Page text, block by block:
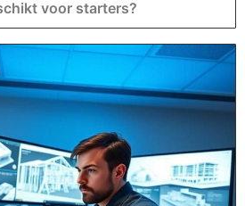
voor starters?